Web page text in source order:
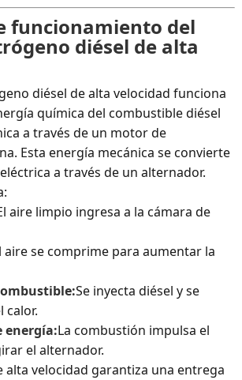
funcionamiento del
diésel de alta
diésel de alta velocidad funciona
química del combustible diésel
a través de un motor de
Esta energía mecánica se convierte
a través de un alternador.
aire limpio ingresa a la cámara de
aire se comprime para aumentar la
Se inyecta diésel y se
calor.
energía:La combustión impulsa el
el alternador.
alta velocidad garantiza una entrega